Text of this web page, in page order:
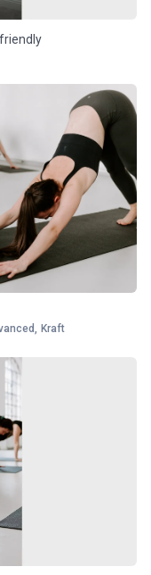
, Kraft